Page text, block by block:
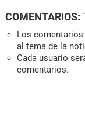
COMENTARIOS:
Los
al tema de la
Cada usuario
comentarios.